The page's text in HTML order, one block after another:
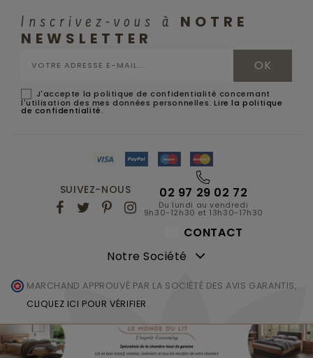
Inscrivez-vous à
NOTRE
NEWSLETTER
J'accepte la politique de confidentialité concernant
l'utilisation des mes données personnelles.Lire la politique
de confidentialité.
SUIVEZ-NOUS 02 97 29 02 72
Du lundi au vendredi
9h30-12h30 et 13h30-17h30
CONTACT
Notre Société
MARCHAND APPROUVÉ PAR LA SOCIÉTÉ DES AVIS GARANTIS,
CLIQUEZ ICI POUR VÉRIFIER.